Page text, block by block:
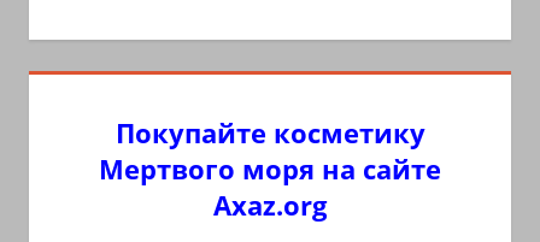
Покупайте косметику
Мертвого моря на сайте
Axaz.org